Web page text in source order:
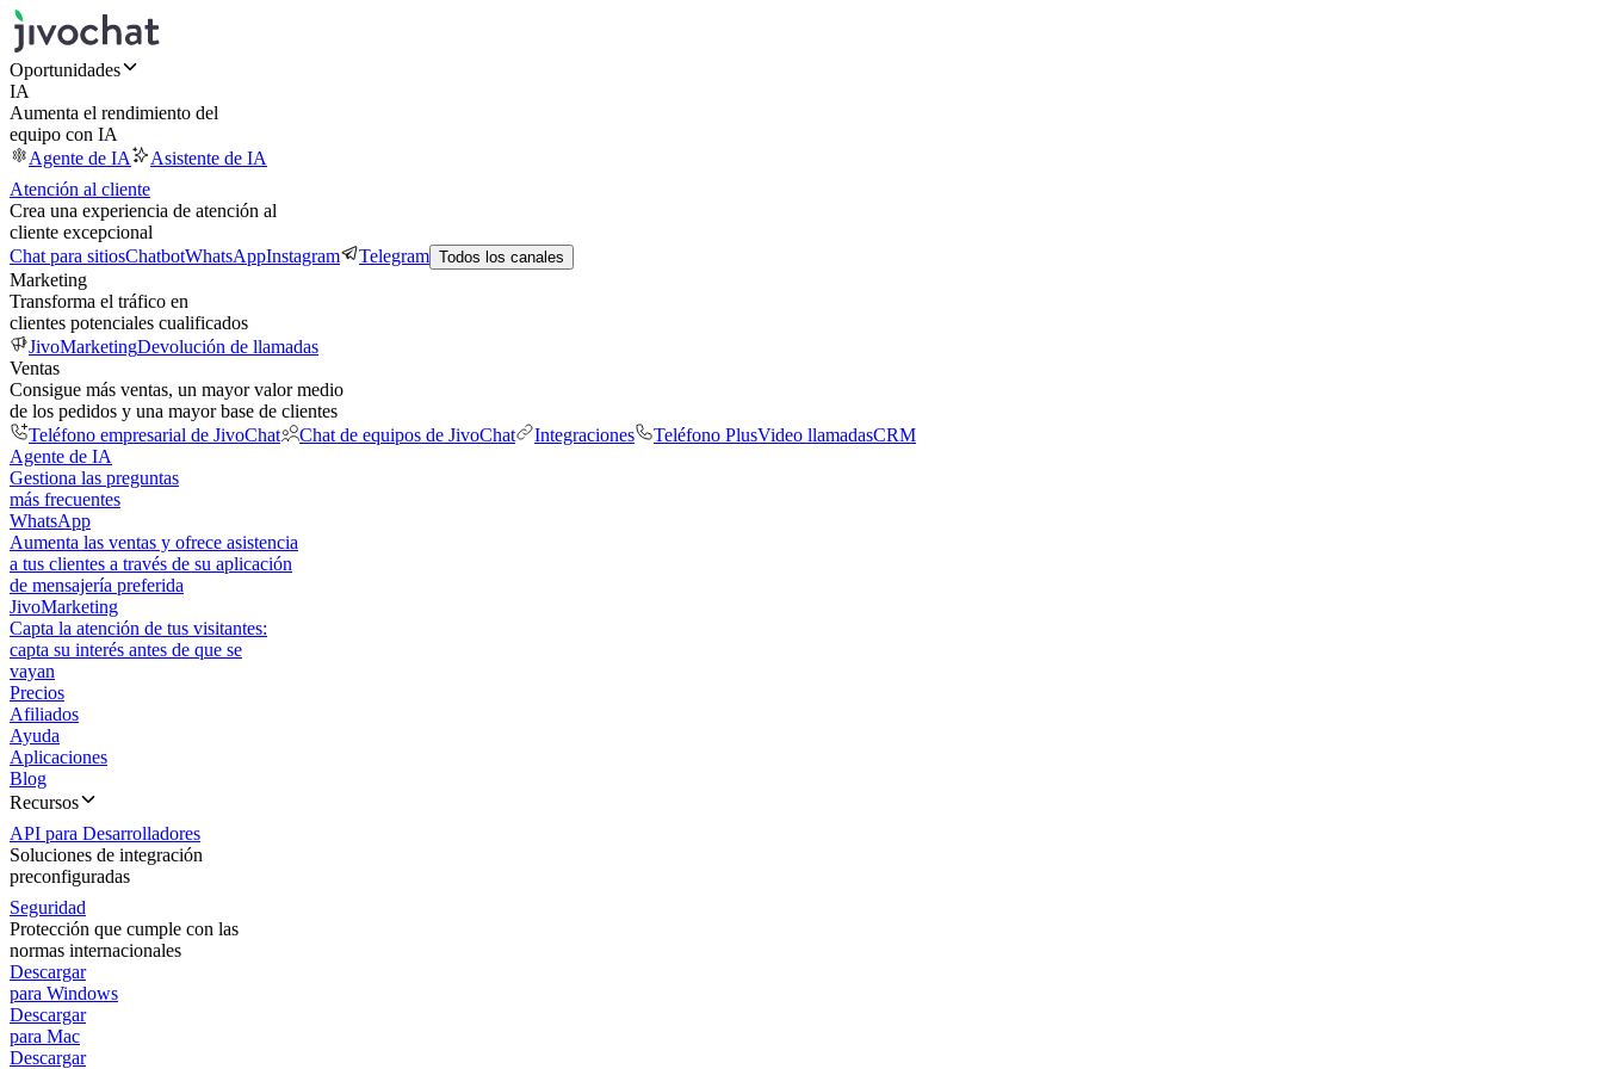
Oportunidades
IA
Aumenta el rendimiento del
equipo con IA
Agente de IA
Asistente de IA
Atención al cliente
Crea una experiencia de atención al
cliente excepcional
Chat para sitiosChatbotWhatsAppInstagram Telegram Todos los canales
Marketing
Transforma el tráfico en
clientes potenciales cualificados
JivoMarketingDevolución de llamadas
Ventas
Consigue más ventas, un mayor valor medio
de los pedidos y una mayor base de clientes
Teléfono empresarial de JivoChat
Chat de equipos de JivoChat Integraciones Teléfono PlusVideo llamadasCRM
Agente de IA
Gestiona las preguntas
más frecuentes
WhatsApp
Aumenta las ventas y ofrece asistencia
a tus clientes a través de su aplicación
de mensajería preferida
JivoMarketing
Capta la atención de tus visitantes:
capta su interés antes de que se
vayan
Precios
Afiliados
Ayuda
Aplicaciones
Blog
Recursos
API para Desarrolladores
Soluciones de integración
preconfiguradas
Seguridad
Protección que cumple con las
normas internacionales
Descargar
para Windows
Descargar
para Mac
Descargar